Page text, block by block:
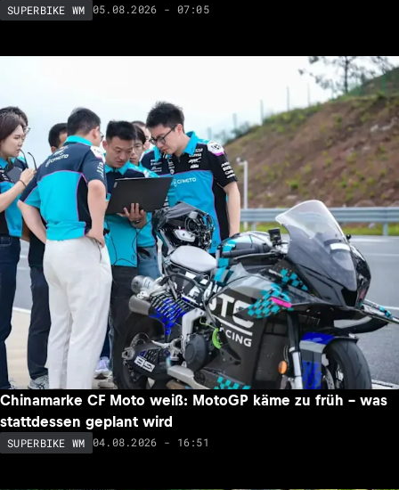
SUPERBIKE WM 05.08.2026 - 07:05
Chinamarke CF Moto weiß: MotoGP käme zu früh – was
stattdessen geplant wird
SUPERBIKE WM 04.08.2026 - 16:51